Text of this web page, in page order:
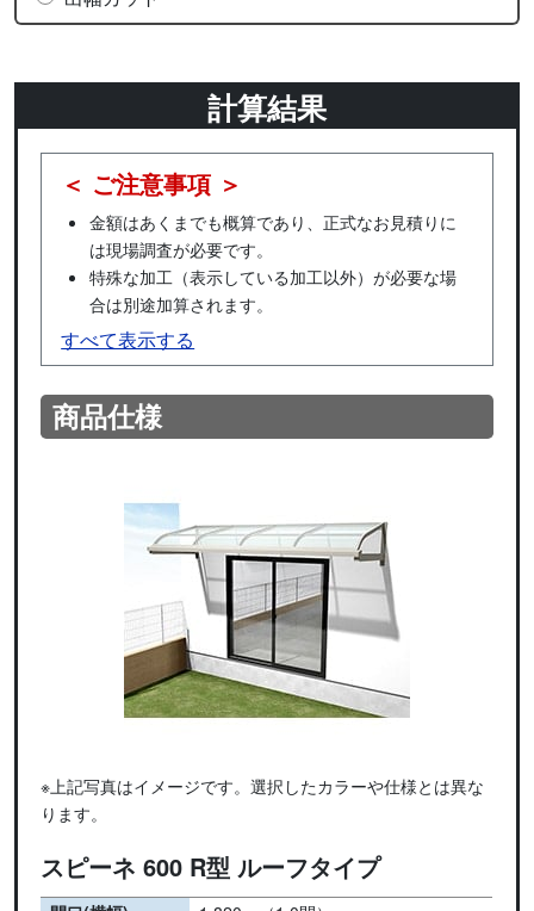
計算結果
＜ ご注意事項 ＞
金額はあくまでも概算であり、正式なお見積りに
は現場調査が必要です。
特殊な加工（表示している加工以外）が必要な場
合は別途加算されます。
すべて表示する
商品仕様
※上記写真はイメージです。選択したカラーや仕様とは異な
ります。
スピーネ 600 R型 ルーフタイプ